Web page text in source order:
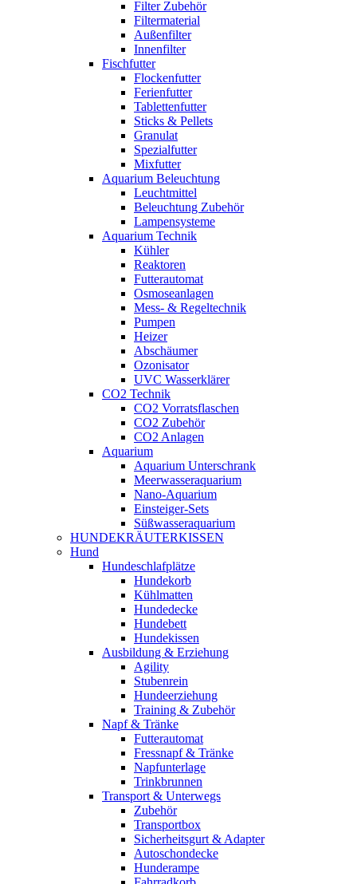
Filter Zubehör
Filtermaterial
Außenfilter
Innenfilter
Fischfutter
Flockenfutter
Ferienfutter
Tablettenfutter
Sticks & Pellets
Granulat
Spezialfutter
Mixfutter
Aquarium Beleuchtung
Leuchtmittel
Beleuchtung Zubehör
Lampensysteme
Aquarium Technik
Kühler
Reaktoren
Futterautomat
Osmoseanlagen
Mess- & Regeltechnik
Pumpen
Heizer
Abschäumer
Ozonisator
UVC Wasserklärer
CO2 Technik
CO2 Vorratsflaschen
CO2 Zubehör
CO2 Anlagen
Aquarium
Aquarium Unterschrank
Meerwasseraquarium
Nano-Aquarium
Einsteiger-Sets
Süßwasseraquarium
HUNDEKRÄUTERKISSEN
Hund
Hundeschlafplätze
Hundekorb
Kühlmatten
Hundedecke
Hundebett
Hundekissen
Ausbildung & Erziehung
Agility
Stubenrein
Hundeerziehung
Training & Zubehör
Napf & Tränke
Futterautomat
Fressnapf & Tränke
Napfunterlage
Trinkbrunnen
Transport & Unterwegs
Zubehör
Transportbox
Sicherheitsgurt & Adapter
Autoschondecke
Hunderampe